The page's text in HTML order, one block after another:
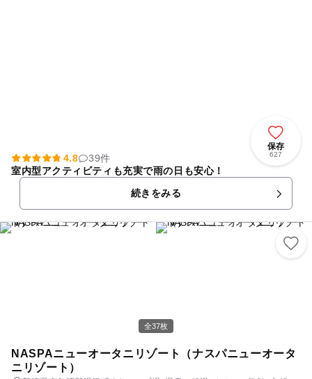
保存
627
4.8
39件
室内型アクティビティも充実で雨の日も安心！
続きをみる
全37枚
NASPAニューオータニリゾート（ナスパニューオータ
ニリゾート）